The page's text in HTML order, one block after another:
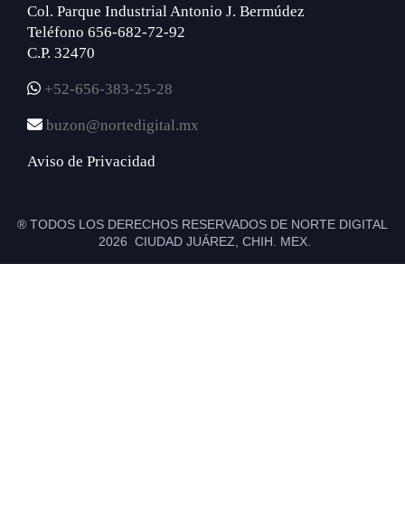
Col. Parque Industrial Antonio J. Bermúdez
Teléfono 656-682-72-92
C.P. 32470
+52-656-383-25-28
buzon@nortedigital.mx
Aviso de Privacidad
® TODOS LOS DERECHOS RESERVADOS DE NORTE DIGITAL
2026 CIUDAD JUÁREZ, CHIH. MEX.